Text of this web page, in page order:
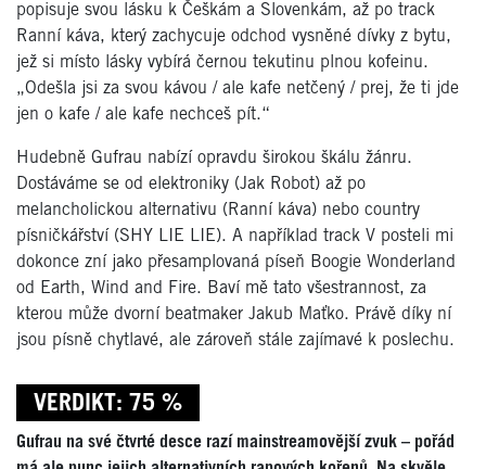
popisuje svou lásku k Češkám a Slovenkám, až po track
Ranní káva, který zachycuje odchod vysněné dívky z bytu,
jež si místo lásky vybírá černou tekutinu plnou kofeinu.
„Odešla jsi za svou kávou / ale kafe netčený / prej, že ti jde
jen o kafe / ale kafe nechceš pít.“
Hudebně Gufrau nabízí opravdu širokou škálu žánru.
Dostáváme se od elektroniky (Jak Robot) až po
melancholickou alternativu (Ranní káva) nebo country
písničkářství (SHY LIE LIE). A například track V posteli mi
dokonce zní jako přesamplovaná píseň Boogie Wonderland
od Earth, Wind and Fire. Baví mě tato všestrannost, za
kterou může dvorní beatmaker Jakub Maťko. Právě díky ní
jsou písně chytlavé, ale zároveň stále zajímavé k poslechu.
VERDIKT: 75 %
Gufrau na své čtvrté desce razí mainstreamovější zvuk – pořád